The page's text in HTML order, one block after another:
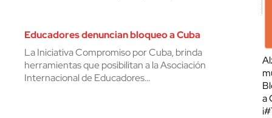
Educadores denuncian bloqueo a Cuba
La Iniciativa Compromiso por Cuba, brinda
herramientas que posibilitan a la Asociación
Internacional de Educadores…
a